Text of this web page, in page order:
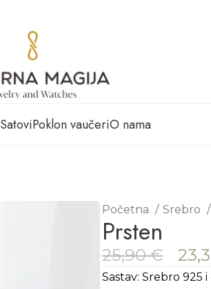
SatoviPoklon vaučeriO nama
Početna Srebro
Prsten
25,90€
Sastav: Srebro 925